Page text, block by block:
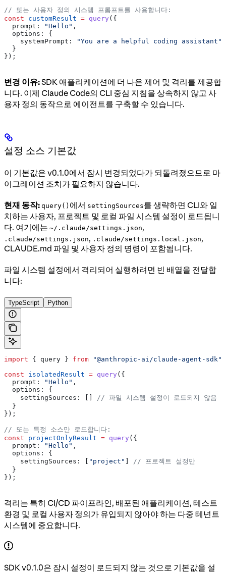
// 또는 사용자 정의 시스템 프롬프트를 사용합니다:
const customResult = query ({
  prompt:
"Hello" ,
  options:
{
    systemPrompt:
"You are a helpful coding assistant"
  }
});
변경 이유:SDK 애플리케이션에 더 나은 제어 및 격리를 제공합
니다. 이제 Claude Code의 CLI 중심 지침을 상속하지 않고 사
용자 정의 동작으로 에이전트를 구축할 수 있습니다.
설정 소스 기본값
이 기본값은 v0.1.0에서 잠시 변경되었다가 되돌려졌으므로 마
이그레이션 조치가 필요하지 않습니다.
현재 동작: query() 에서 settingSources를 생략하면 CLI와 일
치하는 사용자, 프로젝트 및 로컬 파일 시스템 설정이 로드됩니
다. 여기에는 ~/.claude/settings.json,
.claude/settings.json, .claude/settings.local.json,
CLAUDE.md 파일 및 사용자 정의 명령이 포함됩니다.
파일 시스템 설정에서 격리되어 실행하려면 빈 배열을 전달합
니다:
TypeScript Python
import { query } from "@anthropic-ai/claude-agent-sdk"
const isolatedResult = query ({
  prompt:
"Hello" ,
  options:
{
    settingSources:
// 파일 시스템 설정이 로드되지 않음
  }
});
// 또는 특정 소스만 로드합니다:
const projectOnlyResult = query ({
  prompt:
"Hello" ,
  options:
{
    settingSources:
"project"
// 프로젝트 설정만
  }
});
격리는 특히 CI/CD 파이프라인, 배포된 애플리케이션, 테스트
환경 및 로컬 사용자 정의가 유입되지 않아야 하는 다중 테넌트
시스템에 중요합니다.
SDK v0.1.0은 잠시 설정이 로드되지 않는 것으로 기본값을 설